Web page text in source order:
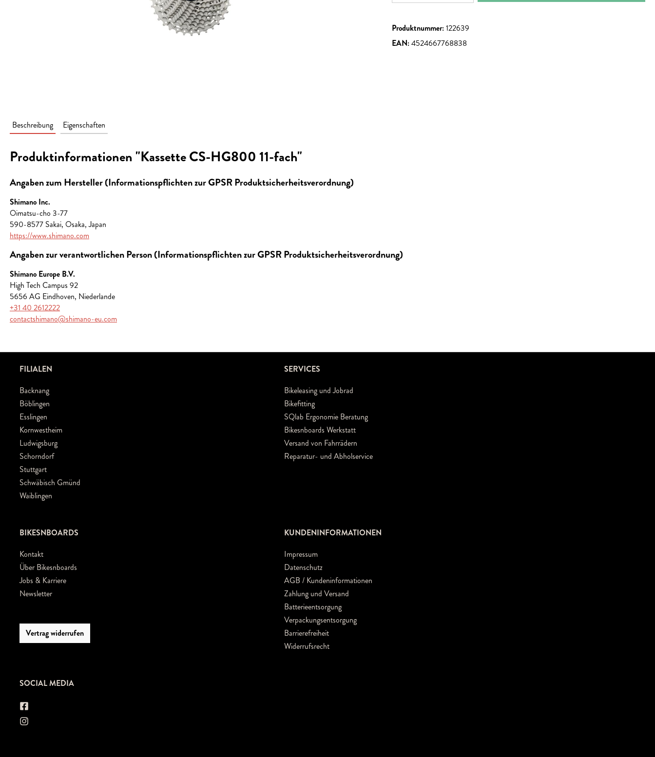
Produktnummer:122639
EAN:4524667768838
Beschreibung Eigenschaften
Produktinformationen "Kassette CS-HG800 11-fach"
Angaben zum Hersteller (Informationspflichten zur GPSR Produktsicherheitsverordnung)
Shimano Inc.
Oimatsu-cho 3-77
590-8577 Sakai, Osaka, Japan
https://www.shimano.com
Angaben zur verantwortlichen Person (Informationspflichten zur GPSR Produktsicherheitsverordnung)
Shimano Europe B.V.
High Tech Campus 92
5656 AG Eindhoven, Niederlande
+31 40 2612222
contactshimano@shimano-eu.com
FILIALEN
Backnang
Böblingen
Esslingen
Kornwestheim
Ludwigsburg
Schorndorf
Stuttgart
Schwäbisch Gmünd
Waiblingen
SERVICES
Bikeleasing und Jobrad
Bikefitting
SQlab Ergonomie Beratung
Bikesnboards Werkstatt
Versand von Fahrrädern
Reparatur- und Abholservice
BIKESNBOARDS
Kontakt
Über Bikesnboards
Jobs & Karriere
Newsletter
Vertrag widerrufen
KUNDENINFORMATIONEN
Impressum
Datenschutz
AGB / Kundeninformationen
Zahlung und Versand
Batterieentsorgung
Verpackungsentsorgung
Barrierefreiheit
Widerrufsrecht
SOCIAL MEDIA